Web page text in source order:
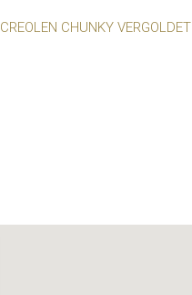
CREOLEN CHUNKY VERGOLDET